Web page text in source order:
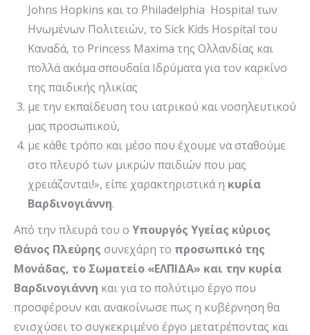
Johns Hopkins και το Philadelphia Hospital των
Ηνωμένων Πολιτειών, το Sick Kids Hospital του
Καναδά, το Princess Maxima της Ολλανδίας και
πολλά ακόμα σπουδαία Ιδρύματα για τον καρκίνο
της παιδικής ηλικίας
με την εκπαίδευση του ιατρικού και νοσηλευτικού
μας προσωπικού,
με κάθε τρόπο και μέσο που έχουμε να σταθούμε
στο πλευρό των μικρών παιδιών που μας
χρειάζονται!», είπε χαρακτηριστικά η κυρία
Βαρδινογιάννη.
Από την πλευρά του ο Υπουργός Υγείας κύριος
Θάνος Πλεύρης συνεχάρη το προσωπικό της
Μονάδας, το Σωματείο «ΕΛΠΙΔΑ» και την κυρία
Βαρδινογιάννη και για το πολύτιμο έργο που
προσφέρουν και ανακοίνωσε πως η κυβέρνηση θα
ενισχύσει το συγκεκριμένο έργο μετατρέποντας και